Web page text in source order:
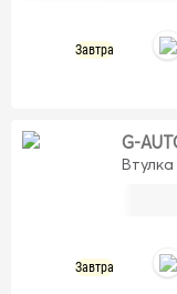
Завтра
G-
Завтра